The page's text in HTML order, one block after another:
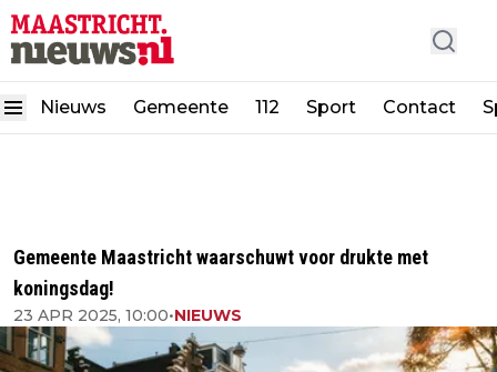
Nieuws Gemeente 112 Sport Contact
Gemeente Maastricht waarschuwt voor drukte met
koningsdag!
23 APR 2025, 10:00•NIEUWS